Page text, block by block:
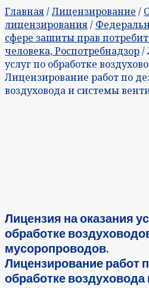
Главная/Лицензирование /
лицензирования/
сфере защиты прав
человека, Роспотребнадзор/
услуг по обработке
Лицензирование работ по
воздуховода и системы
Лицензия на оказания
обработке
мусоропроводов.
Лицензирование работ
обработке воздуховода